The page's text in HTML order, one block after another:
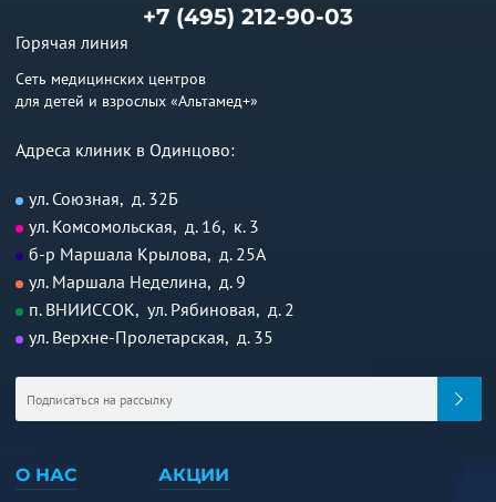
+7 (495) 212-90-03
Горячая линия
Сеть медицинских центров
для детей и взрослых «Альтамед+»
Адреса клиник в Одинцово:
ул. Союзная, д. 32Б
ул. Комсомольская, д. 16, к. 3
б-р Маршала Крылова, д. 25А
ул. Маршала Неделина, д. 9
п. ВНИИССОК, ул. Рябиновая, д. 2
ул. Верхне-Пролетарская, д. 35
О НАС АКЦИИ